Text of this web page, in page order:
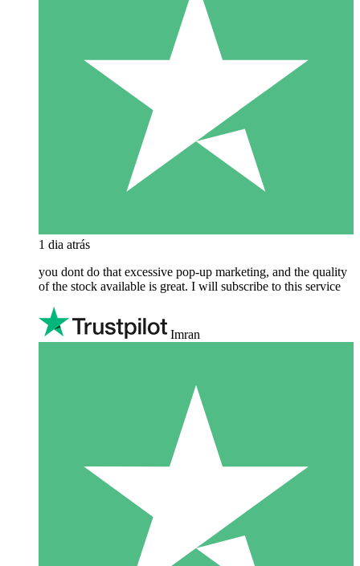
1 dia atrás
you dont do that excessive pop-up marketing, and the quality
of the stock available is great. I will subscribe to this service
Imran